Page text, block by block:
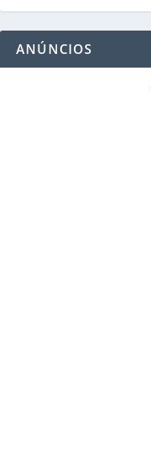
ANÚNCIOS